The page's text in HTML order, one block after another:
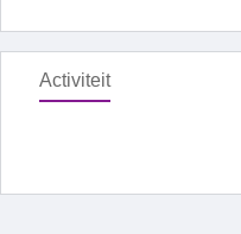
Activiteit